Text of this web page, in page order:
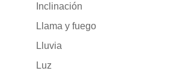
Inclinación
Llama y fuego
Lluvia
Luz